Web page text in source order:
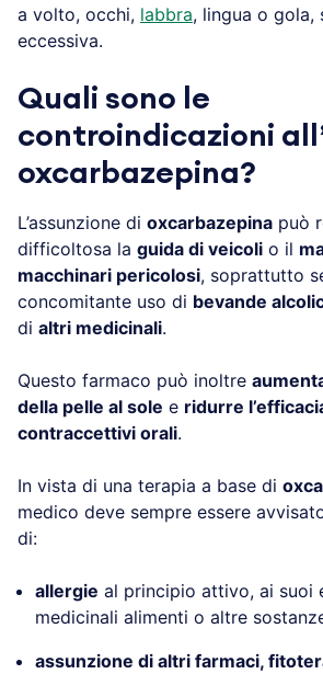
a volto, occhi, labbra, lingua o gola,
eccessiva.
Quali sono le
controindicazioni
oxcarbazepina?
L’assunzione di oxcarbazepina può
difficoltosa la guida di veicoli o il
macchinari pericolosi, soprattutto
concomitante uso di bevande
di altri medicinali.
Questo farmaco può inoltre
della pelle al sole e ridurre
contraccettivi orali.
In vista di una terapia a base di
medico deve sempre essere
di:
allergie al principio attivo, ai suoi
medicinali alimenti o altre
assunzione di altri farmaci,